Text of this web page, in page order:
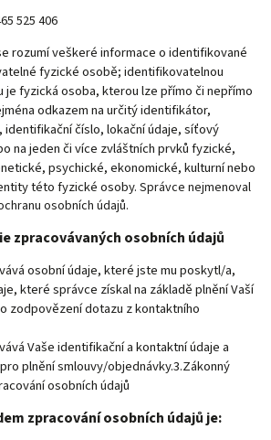
525 406
rozumí veškeré informace o identifikované
fyzické osobě; identifikovatelnou
je fyzická osoba, kterou lze přímo či nepřímo
odkazem na určitý identifikátor,
identifikační číslo, lokační údaje, síťový
na jeden či více zvláštních prvků fyzické,
psychické, ekonomické, kulturní nebo
této fyzické osoby. Správce nejmenoval
osobních údajů.
zpracovávaných osobních údajů
osobní údaje, které jste mu poskytl/a,
které správce získal na základě plnění Vaší
zodpovězení dotazu z kontaktního
Vaše identifikační a kontaktní údaje a
plnění smlouvy/objednávky.3.Zákonný
osobních údajů
zpracování osobních údajů je: